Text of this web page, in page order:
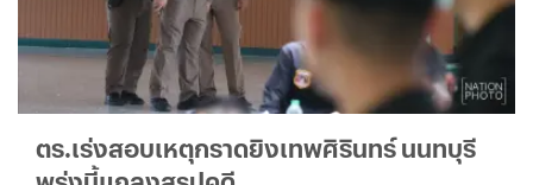
ตร.เร่งสอบเหตุกราดยิงเทพศิรินทร์ นนทบุรี